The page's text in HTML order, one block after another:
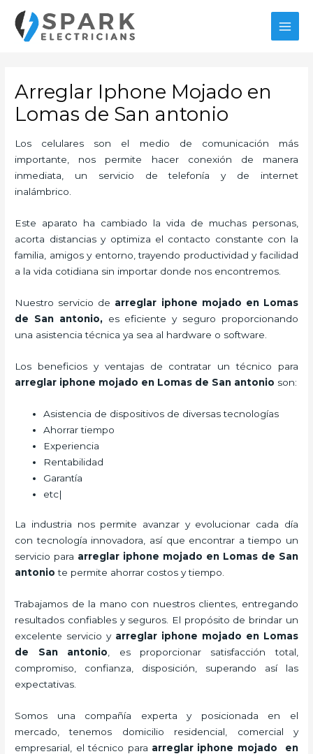
contenido
Arreglar Iphone Mojado en
Lomas de San antonio
Los celulares son el medio de comunicación más
importante, nos permite hacer conexión de manera
inmediata, un servicio de telefonía y de internet
inalámbrico.
Este aparato ha cambiado la vida de muchas personas,
acorta distancias y optimiza el contacto constante con la
familia, amigos y entorno, trayendo productividad y facilidad
a la vida cotidiana sin importar donde nos encontremos.
Nuestro servicio de arreglar iphone mojado en Lomas
de San antonio,es eficiente y seguro proporcionando
una asistencia técnica ya sea al hardware o software.
Los beneficios y ventajas de contratar un técnico para
arreglar iphone mojado en Lomas de San antonio son:
Asistencia de dispositivos de diversas tecnologías
Ahorrar tiempo
Experiencia
Rentabilidad
Garantía
etc|
La industria nos permite avanzar y evolucionar cada día
con tecnología innovadora, así que encontrar a tiempo un
servicio para arreglar iphone mojado en Lomas de San
antonio te permite ahorrar costos y tiempo.
Trabajamos de la mano con nuestros clientes, entregando
resultados confiables y seguros. El propósito de brindar un
excelente servicio y arreglar iphone mojado en Lomas
de San antonio , es proporcionar satisfacción total,
compromiso, confianza, disposición, superando así las
expectativas.
Somos una compañía experta y posicionada en el
mercado, tenemos domicilio residencial, comercial y
empresarial, el técnico para arreglar iphone mojado en